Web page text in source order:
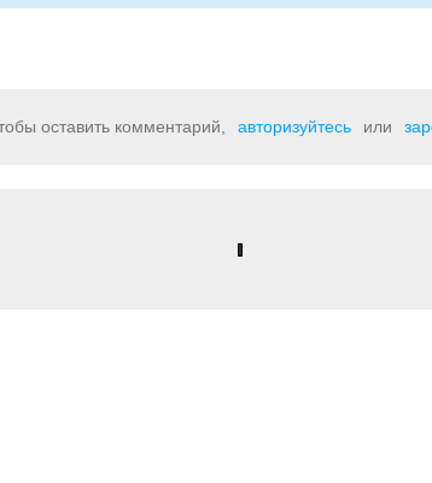
оставить комментарий, авторизуйтесь или